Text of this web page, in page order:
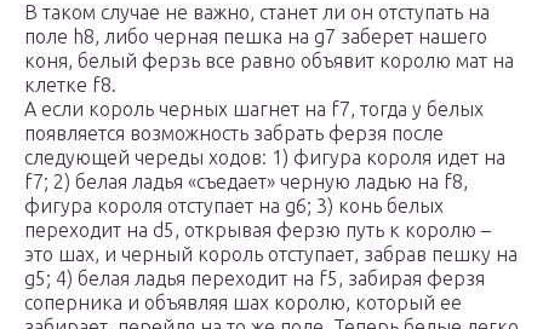
В таком случае не важно, станет ли он отступать на
поле h8, либо черная пешка на g7 заберет нашего
коня, белый ферзь все равно объявит королю мат на
клетке f8.
А если король черных шагнет на f7, тогда у белых
появляется возможность забрать ферзя после
следующей череды ходов: 1) фигура короля идет на
f7; 2) белая ладья «съедает» черную ладью на f8,
фигура короля отступает на g6; 3) конь белых
переходит на d5, открывая ферзю путь к королю –
это шах, и черный король отступает, забрав пешку на
g5; 4) белая ладья переходит на f5, забирая ферзя
соперника и объявляя шах королю, который ее